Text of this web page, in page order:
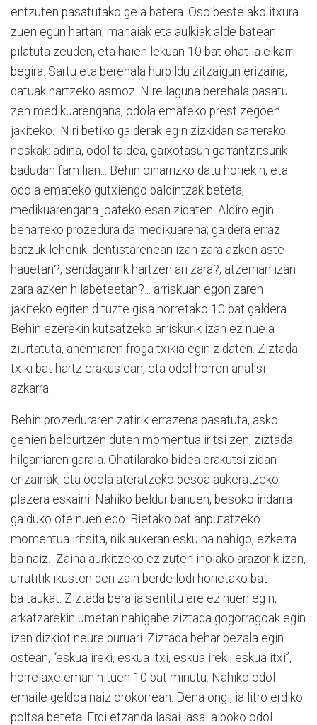
entzuten pasatutako gela batera. Oso bestelako itxura
zuen egun hartan; mahaiak eta aulkiak alde batean
pilatuta zeuden, eta haien lekuan 10 bat ohatila elkarri
begira. Sartu eta berehala hurbildu zitzaigun erizaina,
datuak hartzeko asmoz. Nire laguna berehala pasatu
zen medikuarengana, odola emateko prest zegoen
jakiteko.
Niri betiko galderak egin zizkidan sarrerako
neskak: adina, odol taldea, gaixotasun garrantzitsurik
badudan familian... Behin oinarrizko datu horiekin, eta
odola emateko gutxiengo baldintzak beteta,
medikuarengana joateko esan zidaten. Aldiro egin
beharreko prozedura da medikuarena; galdera erraz
batzuk lehenik: dentistarenean izan zara azken aste
hauetan?, sendagaririk hartzen ari zara?, atzerrian izan
zara azken hilabeteetan?... arriskuan egon zaren
jakiteko egiten dituzte gisa horretako 10 bat galdera.
Behin ezerekin kutsatzeko arriskurik izan ez nuela
ziurtatuta, anemiaren froga txikia egin zidaten. Ziztada
txiki bat hartz erakuslean, eta odol horren analisi
azkarra.
Behin prozeduraren zatirik errazena pasatuta, asko
gehien beldurtzen duten momentua iritsi zen; ziztada
hilgarriaren garaia. Ohatilarako bidea erakutsi zidan
erizainak, eta odola ateratzeko besoa aukeratzeko
plazera eskaini. Nahiko beldur banuen, besoko indarra
galduko ote nuen edo. Bietako bat anputatzeko
momentua iritsita, nik aukeran eskuina nahigo, ezkerra
bainaiz. Zaina aurkitzeko ez zuten inolako arazorik izan,
urrutitik ikusten den zain berde lodi horietako bat
baitaukat. Ziztada bera ia sentitu ere ez nuen egin,
arkatzarekin umetan nahigabe ziztada gogorragoak egin
izan dizkiot neure buruari. Ziztada behar bezala egin
ostean, “eskua ireki, eskua itxi, eskua ireki, eskua itxi”,
horrelaxe eman nituen 10 bat minutu. Nahiko odol
emaile geldoa naiz orokorrean. Dena ongi, ia litro erdiko
poltsa beteta. Erdi etzanda lasai lasai alboko odol